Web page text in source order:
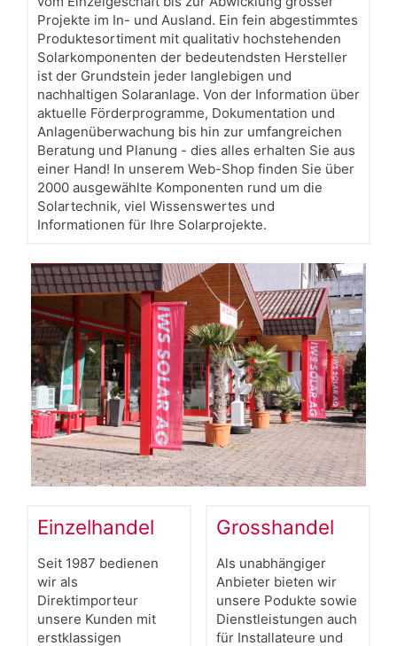
Projekte im In- und Ausland. Ein fein abgestimmtes
Produktesortiment mit qualitativ hochstehenden
Solarkomponenten der bedeutendsten Hersteller
ist der Grundstein jeder langlebigen und
nachhaltigen Solaranlage. Von der Information über
aktuelle Förderprogramme, Dokumentation und
Anlagenüberwachung bis hin zur umfangreichen
Beratung und Planung - dies alles erhalten Sie aus
einer Hand! In unserem Web-Shop finden Sie über
2000 ausgewählte Komponenten rund um die
Solartechnik, viel Wissenswertes und
Informationen für Ihre Solarprojekte.
Einzelhandel
Seit 1987 bedienen
wir als
Direktimporteur
unsere Kunden mit
erstklassigen
Grosshandel
Als unabhängiger
Anbieter bieten wir
unsere Podukte sowie
Dienstleistungen auch
für Installateure und